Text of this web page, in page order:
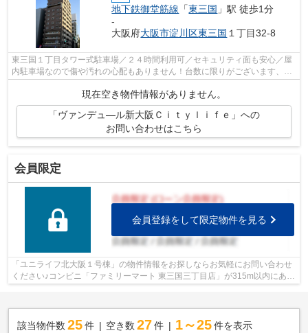
地下鉄御堂筋線 「東三国 」駅 徒歩1分
-
大阪府大阪市淀川区東三国 １丁目32-8
東三国１丁目タワー式駐車場／２４時間利用可／セキュリティ面も安心／屋
内駐車場なので傷や汚れの心配もありません！台数に限りがございます、お
現在空き物件情報がありません。
「ヴァンデュ―ル新大阪Ｃｉｔｙｌｉｆｅ」への
お問い合わせはこちら
会員限定
会員登録をして限定物件を見る
「ユニライフ北大阪１号棟」の物件情報をお探しならお気軽にお問い合わせ
ください♪コンビニ「ファミリーマート 東三国三丁目店」が315m以内にある
該当物件数 25件 空き数 27 件 1～25 件を表示